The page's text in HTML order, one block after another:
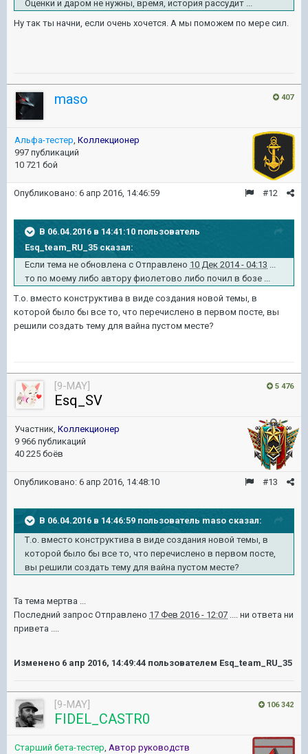
Оценки и даром не нужны, время, история рассудит ...
Ну так ты начни, если очень хочется. А мы поможем по мере сил.
407
maso
Альфа-тестер Коллекционер
997 публикаций
10 721 бой
#12
Опубликовано: 6 апр 2016, 14:46:59
В 06.04.2016 в 14:41:10 пользователь
Esq_team_RU_35 сказал:
Если тема не обновлена с Отправлено 10 Дек 2014 - 04:13
то по моему либо автору фиолетово либо почил в бозе ...
Т.о. вместо конструктива в виде создания новой темы, в
которой было бы все то, что перечислено в первом посте, вы
решили создать тему для вайна пустом месте?
5 476
[9-MAY]
Esq_SV
Участник, Коллекционер
9 966 публикаций
40 225 боёв
#13
Опубликовано: 6 апр 2016, 14:48:10
В 06.04.2016 в 14:46:59 пользователь maso сказал:
Т.о. вместо конструктива в виде создания новой темы, в
которой было бы все то, что перечислено в первом посте,
вы решили создать тему для вайна пустом месте?
Та тема мертва ...
Последний запрос Отправлено 17 Фев 2016 - 12:07 .... ни ответа ни
привета ....
Изменено 6 апр 2016, 14:49:44 пользователем Esq_team_RU_35
106 342
[9-MAY]
FIDEL_CASTR0
Старший бета-тестер Автор руководств